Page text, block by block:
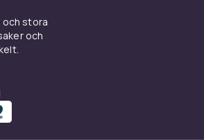
9e58-fad08743758a
och stora
och